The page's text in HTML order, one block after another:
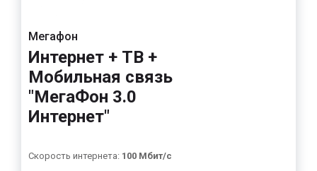
Мегафон
Интернет + ТВ +
Мобильная связь
"МегаФон 3.0
Интернет"
Скорость интернета: 100 Мбит/с